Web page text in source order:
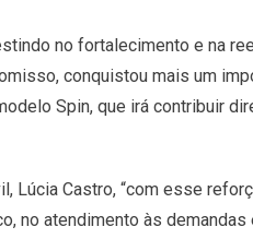
no fortalecimento e na
conquistou mais um
Spin, que irá contribuir
Lúcia Castro, “com esse
no atendimento às